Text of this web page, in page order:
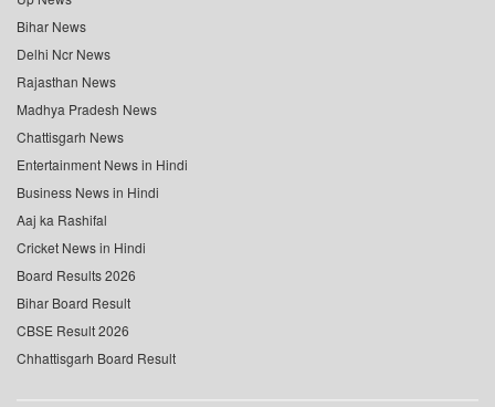
Bihar News
Delhi Ncr News
Rajasthan News
Madhya Pradesh News
Chattisgarh News
Entertainment News in Hindi
Business News in Hindi
Aaj ka Rashifal
Cricket News in Hindi
Board Results 2026
Bihar Board Result
CBSE Result 2026
Chhattisgarh Board Result